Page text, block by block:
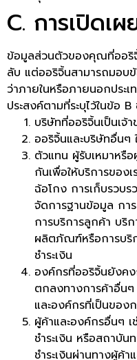
C. การเปิดเ
ข้อมูลส่วนตัวของคุณที่ออริจิ้
ลับ แต่ออริจิ้นสามารถมอบ
ว่าภายในหรือภายนอกปร
ประสงค์ตามที่ระบุไว้ในข้อ
บริษัทที่ออริจิ้นเป็นเจ้
ออริจิ้นและบริษัทอื่นๆ
ตัวแทน ผู้รับเหมาหรื
กันเพื่อให้บริการขอ
ฉ้อโกง การเก็บรวบ
จัดการฐานข้อมูล กา
การบริการลูกค้า บริก
ผลิตภัณฑ์หรือการบริ
ชำระเงิน
องค์กรที่ออริจิ้นยังค
ตกลงทางการค้าอื่น
และองค์กรที่เป็นของ
ผู้ค้าและองค์กรอื่นๆ
ชำระเงิน หรือสถาบัน
ชำระเงินผ่านทางผู้ค้